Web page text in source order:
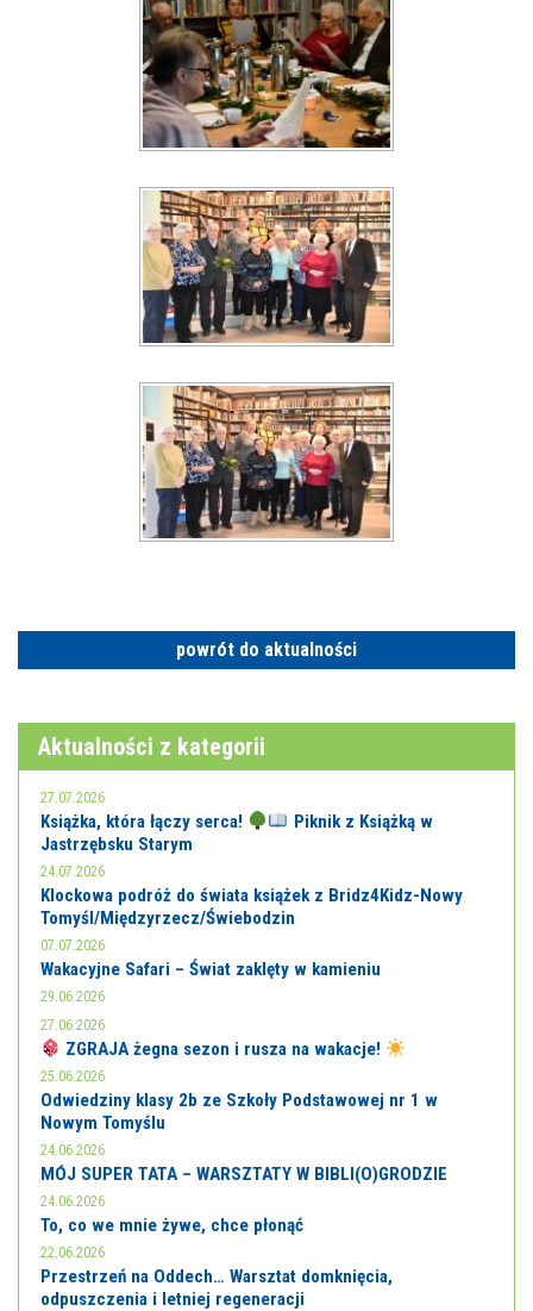
powrót do aktualności
Aktualności z kategorii
27.07.2026
Książka, która łączy serca!
Piknik z Książką w
Jastrzębsku Starym
24.07.2026
Klockowa podróż do świata książek z Bridz4Kidz-Nowy
Tomyśl/Międzyrzecz/Świebodzin
07.07.2026
Wakacyjne Safari – Świat zaklęty w kamieniu
29.06.2026
27.06.2026
ZGRAJA żegna sezon i rusza na wakacje!
25.06.2026
Odwiedziny klasy 2b ze Szkoły Podstawowej nr 1 w
Nowym Tomyślu
24.06.2026
MÓJ SUPER TATA – WARSZTATY W BIBLI(O)GRODZIE
24.06.2026
To, co we mnie żywe, chce płonąć
22.06.2026
Przestrzeń na Oddech… Warsztat domknięcia,
odpuszczenia i letniej regeneracji